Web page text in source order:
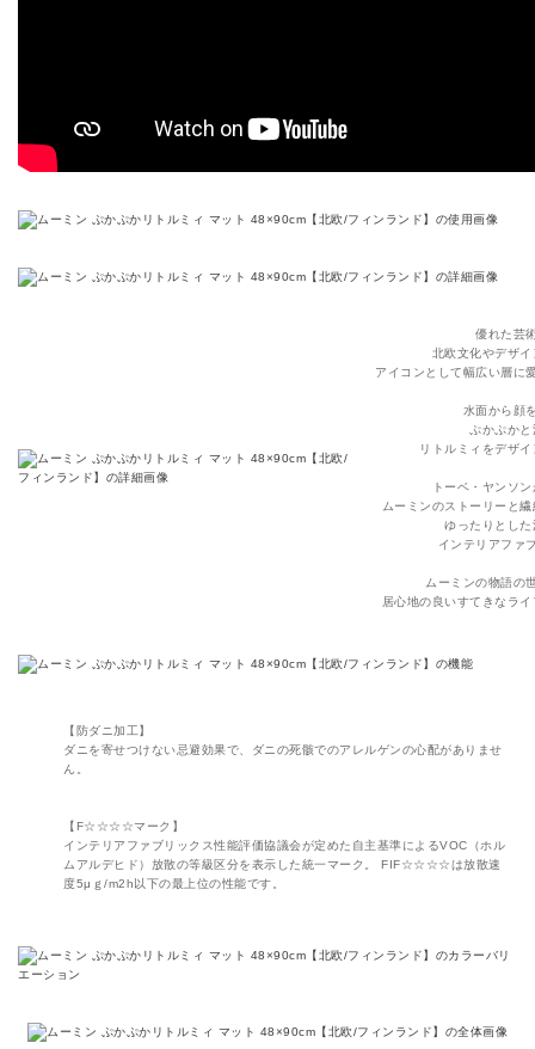
優れた芸
北欧文化やデザ
アイコンとして幅広い層に
水面から顔
ぷかぷか
リトルミィをデザ
トーベ・ヤンソ
ムーミンのストーリーと
ゆったりとし
インテリアファ
ムーミンの物語の
居心地の良いすてきなラ
【防ダニ加工】
ダニを寄せつけない忌避効果で、ダニの死骸でのアレルゲンの心配がありませ
ん。
【F☆☆☆☆マーク】
インテリアファブリックス性能評価協議会が定めた自主基準によるVOC（ホル
ムアルデヒド）放散の等級区分を表示した統一マーク。 FIF☆☆☆☆は放散速
度5μｇ/m2h以下の最上位の性能です。